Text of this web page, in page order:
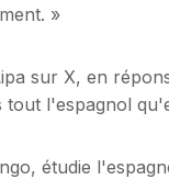
»
sur X, en
l'espagnol
étudie